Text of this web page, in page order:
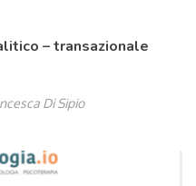
– transazionale
Di Sipio